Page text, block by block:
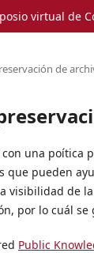
virtual de
de
una poítica
que pueden
visibilidad de
por lo cuál
Public